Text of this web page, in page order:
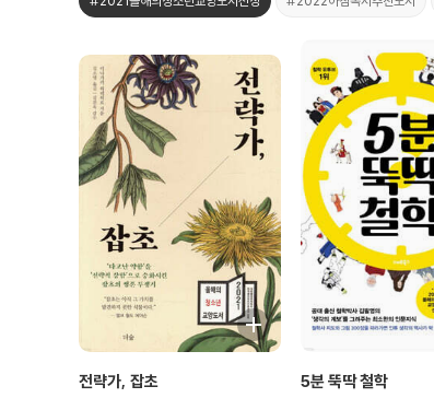
전략가, 잡초 5분 뚝딱 철학